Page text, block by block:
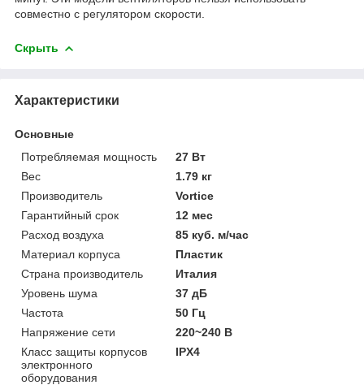
совместно с регулятором скорости.
Скрыть
Характеристики
Основные
Потребляемая мощность
27 Вт
Вес
1.79 кг
Производитель
Vortice
Гарантийный срок
12 мес
Расход воздуха
85 куб. м/час
Материал корпуса
Пластик
Страна производитель
Италия
Уровень шума
37 дБ
Частота
50 Гц
Напряжение сети
220~240 В
Класс защиты корпусов
электронного
оборудования
IPХ4